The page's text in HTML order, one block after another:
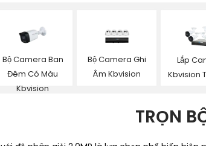
Bộ Camera Ban
Đêm Có Màu
Kbvision
Bộ Camera Ghi
Âm Kbvision
Lắp
Kbvision
TRỌN